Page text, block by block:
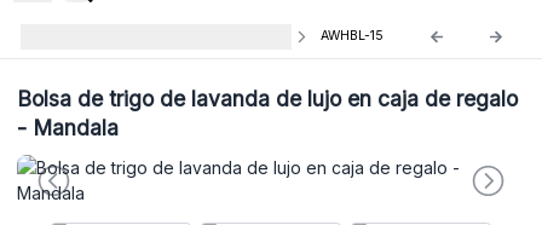
AWHBL-15
Bolsa de trigo de lavanda de lujo en caja de regalo
- Mandala